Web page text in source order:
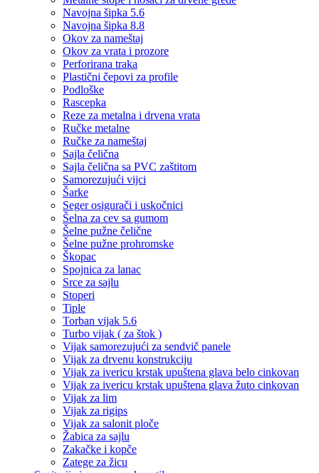
Navojna šipka 5.6
Navojna šipka 8.8
Okov za nameštaj
Okov za vrata i prozore
Perforirana traka
Plastični čepovi za profile
Podloške
Rascepka
Reze za metalna i drvena vrata
Ručke metalne
Ručke za nameštaj
Sajla čelična
Sajla čelična sa PVC zaštitom
Samorezujući vijci
Šarke
Seger osigurači i uskočnici
Šelna za cev sa gumom
Šelne pužne čelične
Šelne pužne prohromske
Škopac
Spojnica za lanac
Srce za sajlu
Stoperi
Tiple
Torban vijak 5.6
Turbo vijak ( za štok )
Vijak samorezujući za sendvič panele
Vijak za drvenu konstrukciju
Vijak za ivericu krstak upuštena glava belo cinkovan
Vijak za ivericu krstak upuštena glava žuto cinkovan
Vijak za lim
Vijak za rigips
Vijak za salonit ploče
Žabica za sajlu
Zakačke i kopče
Zatege za žicu